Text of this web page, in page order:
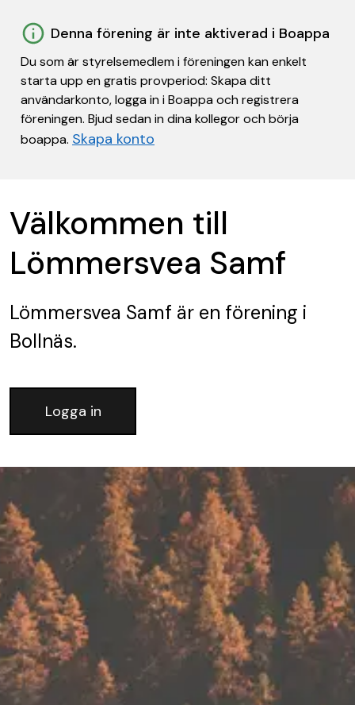
Denna förening är inte aktiverad i Boappa
Du som är styrelsemedlem i föreningen kan enkelt
starta upp en gratis provperiod: Skapa ditt
användarkonto, logga in i Boappa och registrera
föreningen. Bjud sedan in dina kollegor och börja
boappa. Skapa konto
Välkommen till
Lömmersvea Samf
Lömmersvea Samf är en förening i
Bollnäs.
Logga in